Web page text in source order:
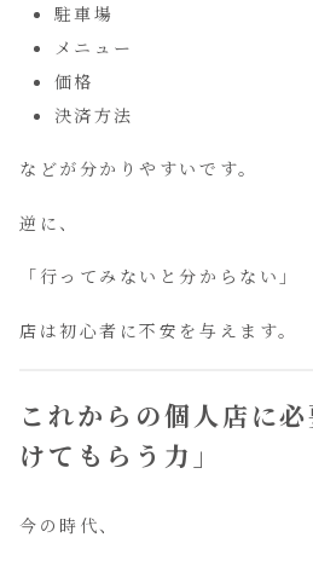
駐車場
メニュー
価格
決済方法
などが分かりやすいです。
逆に、
「行ってみないと分からない」
店は初心者に不安を与えます。
これからの個人店に
けてもらう力」
今の時代、